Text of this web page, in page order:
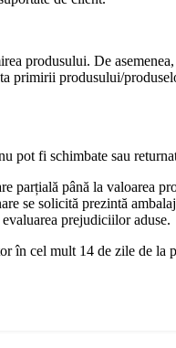
produsului. De
primirii produsului/
pot fi schimbate sau
parțială până la valoarea
se solicită prezintă
prejudiciilor aduse.
în cel mult 14 de zile de la